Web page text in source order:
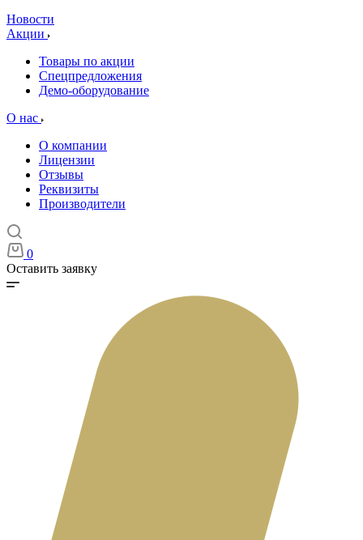
Новости
Акции
Товары по акции
Спецпредложения
Демо-оборудование
О нас
О компании
Лицензии
Отзывы
Реквизиты
Производители
0
Оставить заявку